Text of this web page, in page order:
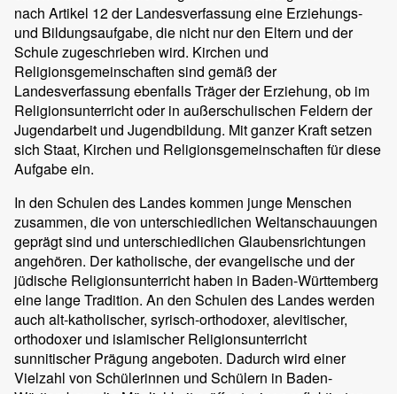
nach Artikel 12 der Landesverfassung eine Erziehungs-
und Bildungsaufgabe, die nicht nur den Eltern und der
Schule zugeschrieben wird. Kirchen und
Religionsgemeinschaften sind gemäß der
Landesverfassung ebenfalls Träger der Erziehung, ob im
Religionsunterricht oder in außerschulischen Feldern der
Jugendarbeit und Jugendbildung. Mit ganzer Kraft setzen
sich Staat, Kirchen und Religionsgemeinschaften für diese
Aufgabe ein.
In den Schulen des Landes kommen junge Menschen
zusammen, die von unterschiedlichen Weltanschauungen
geprägt sind und unterschiedlichen Glaubensrichtungen
angehören. Der katholische, der evangelische und der
jüdische Religionsunterricht haben in Baden-Württemberg
eine lange Tradition. An den Schulen des Landes werden
auch alt-katholischer, syrisch-orthodoxer, alevitischer,
orthodoxer und islamischer Religionsunterricht
sunnitischer Prägung angeboten. Dadurch wird einer
Vielzahl von Schülerinnen und Schülern in Baden-